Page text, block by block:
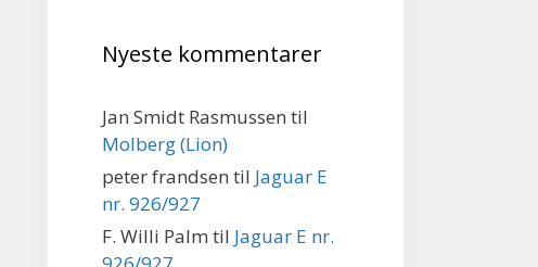
Nyeste kommentarer
Jan Smidt Rasmussen til
Molberg (Lion)
peter frandsen til Jaguar E
nr. 926/927
F. Willi Palm til Jaguar E nr.